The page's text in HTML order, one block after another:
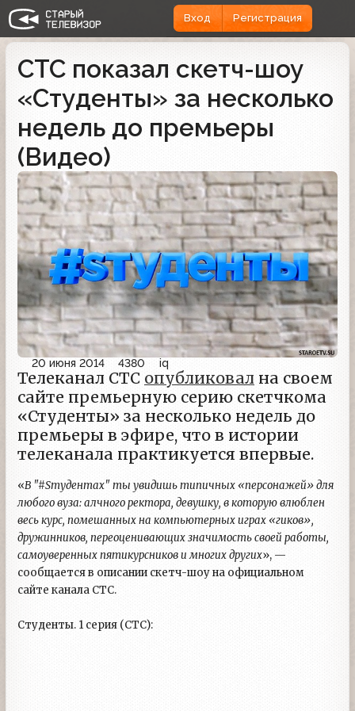
Вход Регистрация
СТС показал скетч-шоу
«Студенты» за несколько
недель до премьеры
(Видео)
20 июня 2014 4380 iq
Телеканал СТС опубликовал на своем
сайте премьерную серию скетчкома
«Студенты» за несколько недель до
премьеры в эфире, что в истории
телеканала практикуется впервые.
«В "#Sтудентах" ты увидишь типичных «персонажей» для
любого вуза: алчного ректора, девушку, в которую влюблен
весь курс, помешанных на компьютерных играх «гиков»,
дружинников, переоценивающих значимость своей работы,
самоуверенных пятикурсников и многих других», —
сообщается в описании скетч-шоу на официальном
сайте канала СТС.
Студенты. 1 серия (СТС):